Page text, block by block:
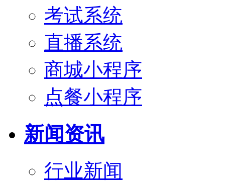
考试系统
直播系统
商城小程序
点餐小程序
新闻资讯
行业新闻